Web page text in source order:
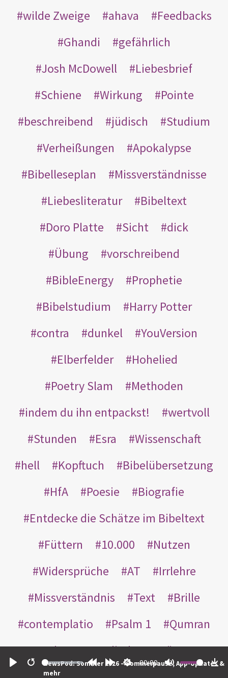
Restart
00:00
NewsPod: Sommer 2026 – Sommerpause, App-Updates &
mehr
wilde Zweige
ahava
Feedbacks
Ghandi
gefährlich
Josh McDowell
Liebesbrief
Schiene
Wirkung
Pointe
beschreibend
jüdisch
Studium
Verheißungen
Apokalypse
Bibelleseplan
Missverständnisse
Liebesliteratur
Bibeltext
Doro Platte
Sicht
dick
Übung
vorschreibend
BibleEnergy
Prophetie
Bibelstudium
Harry Potter
contra
dunkel
YouVersion
Elberfelder
Hohelied
Poetry Slam
Methoden
indem du ihn entpackst!
wertvoll
Stunden
Esra
Wissenschaft
hell
Kopftuch
Bibelübersetzung
HfA
Poesie
Biografie
Entdecke die Schätze im Bibeltext
Füttern
10.000
Nutzen
Widersprüche
AT
Irrlehre
Missverständnis
Text
Brille
contemplatio
Psalm 1
Qumran
Auslegung
direkt
Prägung